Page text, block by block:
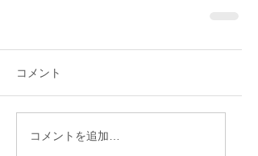
コメント
コメントを追加…